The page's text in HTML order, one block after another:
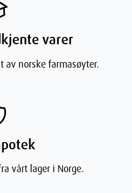
hvis du er usikker, skal du
magnesiumhydroksid kan
inntas samtidig. Det
varer
av norske farmasøyter.
vårt lager i Norge.